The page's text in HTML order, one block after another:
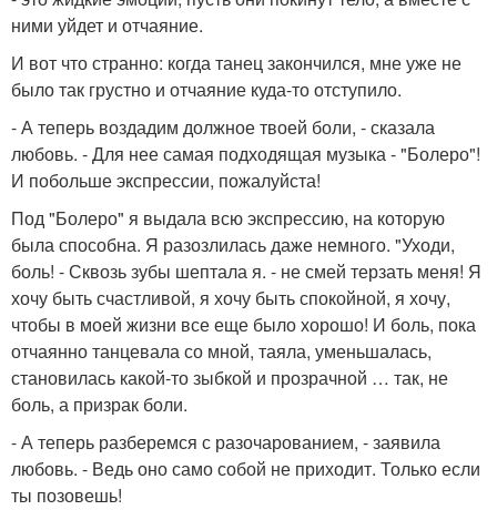
ними уйдет и отчаяние.
И вот что странно: когда танец закончился, мне уже не
было так грустно и отчаяние куда-то отступило.
- А теперь воздадим должное твоей боли, - сказала
любовь. - Для нее самая подходящая музыка - "Болеро"!
И побольше экспрессии, пожалуйста!
Под "Болеро" я выдала всю экспрессию, на которую
была способна. Я разозлилась даже немного. "Уходи,
боль! - Сквозь зубы шептала я. - не смей терзать меня! Я
хочу быть счастливой, я хочу быть спокойной, я хочу,
чтобы в моей жизни все еще было хорошо! И боль, пока
отчаянно танцевала со мной, таяла, уменьшалась,
становилась какой-то зыбкой и прозрачной … так, не
боль, а призрак боли.
- А теперь разберемся с разочарованием, - заявила
любовь. - Ведь оно само собой не приходит. Только если
ты позовешь!